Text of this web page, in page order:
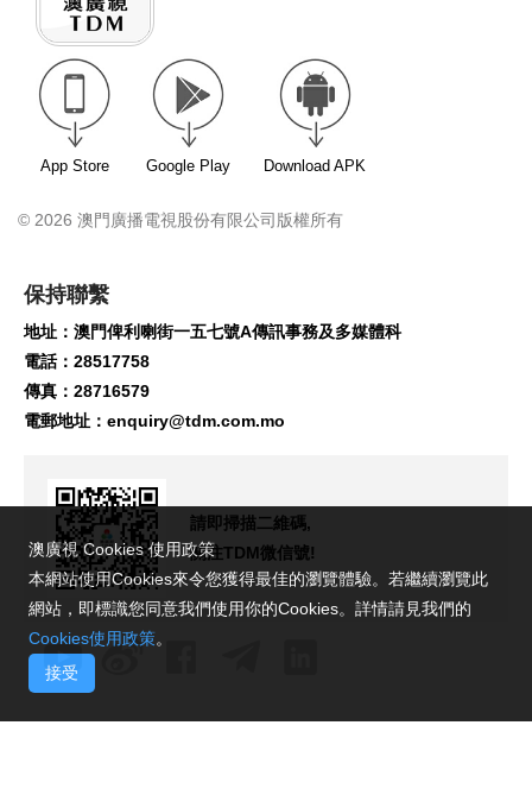
App Store Google Play Download APK
© 2026 澳門廣播電視股份有限公司版權所有
保持聯繫
地址：澳門俾利喇街一五七號A傳訊事務及多媒體科
電話：28517758
傳真：28716579
電郵地址： enquiry@tdm.com.mo
請即掃描二維碼,
關注TDM微信號!
澳廣視 Cookies 使用政策
本網站使用Cookies來令您獲得最佳的瀏覽體驗。若繼續瀏覽此
網站，即標識您同意我們使用你的Cookies。詳情請見我們的
Cookies使用政策。
接受